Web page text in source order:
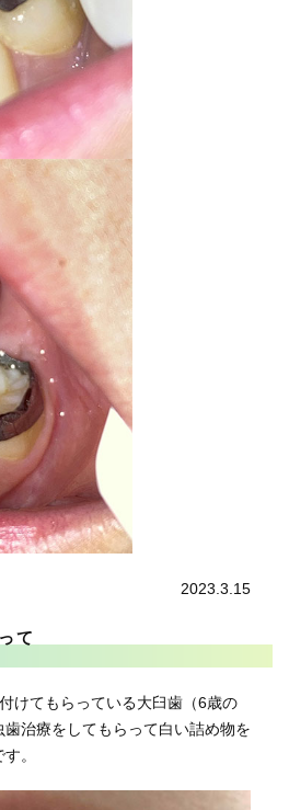
2023.3.15
て
けてもらっている大臼歯（6歳の
治療をしてもらって白い詰め物を
。